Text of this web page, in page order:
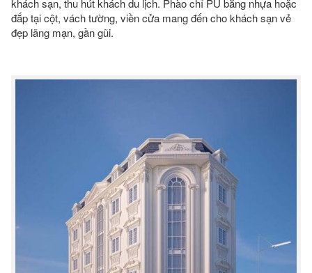
khách sạn, thu hút khách du lịch. Phào chỉ PU bằng nhựa hoặc
đắp tại cột, vách tường, viền cửa mang đến cho khách sạn vẻ
đẹp lãng mạn, gần gũi.